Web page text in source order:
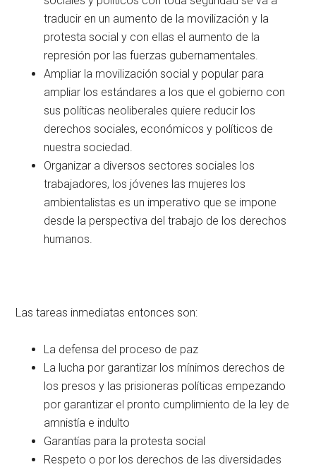
traducir en un aumento de la movilización y la
protesta social y con ellas el aumento de la
represión por las fuerzas gubernamentales.
Ampliar la movilización social y popular para
ampliar los estándares a los que el gobierno con
sus políticas neoliberales quiere reducir los
derechos sociales, económicos y políticos de
nuestra sociedad.
Organizar a diversos sectores sociales los
trabajadores, los jóvenes las mujeres los
ambientalistas es un imperativo que se impone
desde la perspectiva del trabajo de los derechos
humanos.
Las tareas inmediatas entonces son:
La defensa del proceso de paz
La lucha por garantizar los mínimos derechos de
los presos y las prisioneras políticas empezando
por garantizar el pronto cumplimiento de la ley de
amnistía e indulto
Garantías para la protesta social
Respeto o por los derechos de las diversidades